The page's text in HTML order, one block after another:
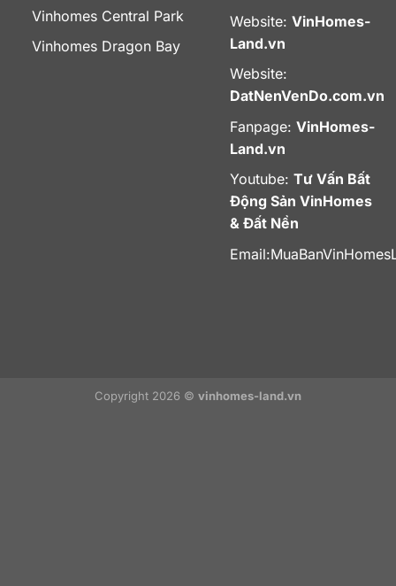
Vinhomes Central Park
Vinhomes Dragon Bay
Website: VinHomes-
Land.vn
Website:
DatNenVenDo.com.vn
Fanpage: VinHomes-
Land.vn
Youtube: Tư Vấn Bất
Động Sản VinHomes
& Đất Nền
Email:
Copyright 2026 © vinhomes-land.vn